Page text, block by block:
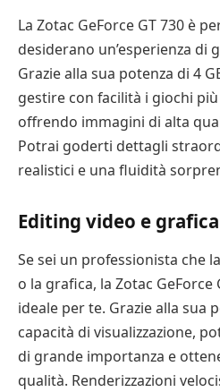
La Zotac GeForce GT 730 è
desiderano un’esperienza di
Grazie alla sua potenza di 4
gestire con facilità i giochi
offrendo immagini di alta
Potrai goderti dettagli
realistici e una fluidità
Editing video e
Se sei un professionista che
o la grafica, la Zotac GeForce
ideale per te. Grazie alla sua
capacità di visualizzazione,
di grande importanza e
qualità. Renderizzazioni